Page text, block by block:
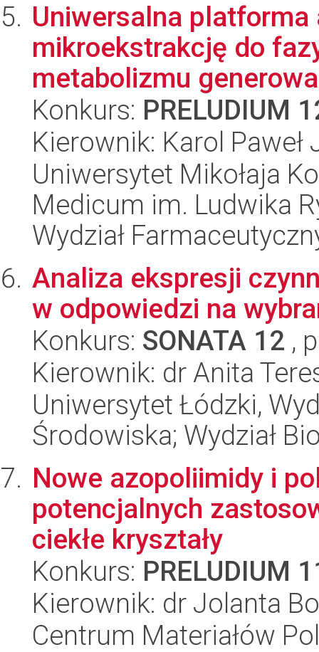
Uniwersalna
mikroekstrakcję do
metabolizmu
Konkurs: PRELUDIUM
Kierownik: Karol Paweł
Uniwersytet Mikołaja
Medicum im. Ludwika
Wydział
Analiza ekspresji
w odpowiedzi na
Konkurs: SONATA 12 ,
Kierownik: dr Anita
Uniwersytet Łódzki,
Środowiska; Wydział
Nowe azopoliimidy i
potencjalnych
ciekłe kryształy
Konkurs: PRELUDIUM
Kierownik: dr Jolanta
Centrum Materiałów